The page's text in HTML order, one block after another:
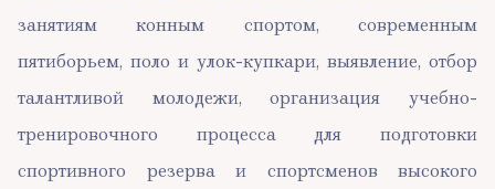
занятиям конным спортом, современным
пятиборьем, поло и улок-купкари, выявление, отбор
талантливой молодежи, организация учебно-
тренировочного процесса для подготовки
спортивного резерва и спортсменов высокого